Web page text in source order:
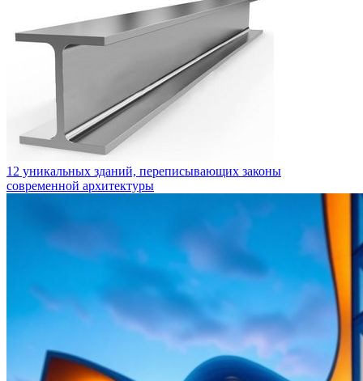
12 уникальных зданий, переписывающих законы
современной архитектуры